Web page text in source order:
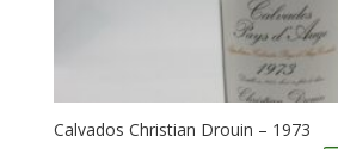
Calvados Christian Drouin – 1973